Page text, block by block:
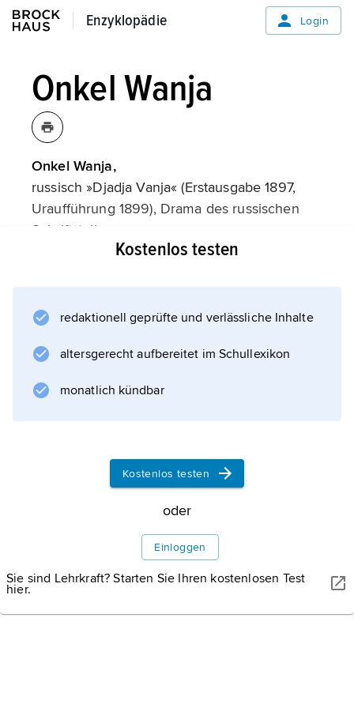
Enzyklopädie
Enzyklopädie Login
Onkel Wanja
Onkel Wanja,
russisch »Djadja Vanja« (Erstausgabe 1897,
Uraufführung 1899), Drama des russischen
Schriftstellers
A. P. Tschechow
Verwalter eines Landgutes einem falschen
Tschechows
»undramatisches« Drama ist, dass sich das
Wesentliche hinter vordergründig Gesagtem
Informationen zum Artikel
Kostenlos testen
redaktionell geprüfte und verlässliche Inhalte
altersgerecht aufbereitet im Schullexikon
monatlich kündbar
Kostenlos testen
oder
Einloggen
Sie sind Lehrkraft? Starten Sie Ihren kostenlosen Test
hier.